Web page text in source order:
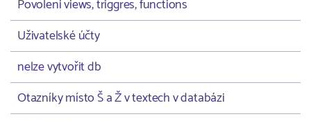
Povoleni views, triggres, functions
Uživatelské účty
nelze vytvořit db
Otazníky místo Š a Ž v textech v databázi